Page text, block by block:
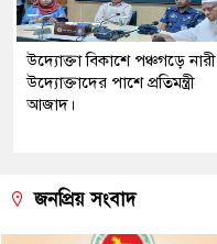
উদ্যোক্তা বিকাশে পঞ্চগড়ে নারী
উদ্যোক্তাদের পাশে প্রতিমন্ত্রী
আজাদ।
জনপ্রিয় সংবাদ